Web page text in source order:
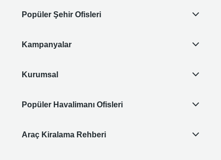
Popüler Şehir Ofisleri
Kampanyalar
Kurumsal
Popüler Havalimanı Ofisleri
Araç Kiralama Rehberi